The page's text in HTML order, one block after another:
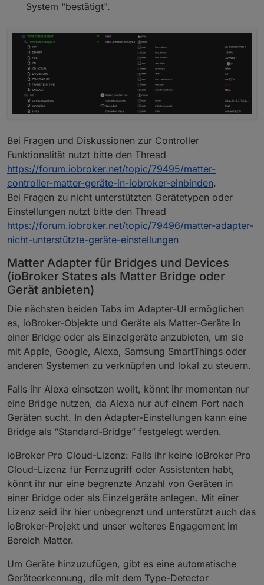
System "bestätigt".
Bei Fragen und Diskussionen zur Controller
Funktionalität nutzt bitte den Thread
https://forum.iobroker.net/topic/79495/matter-
controller-matter-geräte-in-iobroker-einbinden.
Bei Fragen zu nicht unterstützten Gerätetypen oder
Einstellungen nutzt bitte den Thread
https://forum.iobroker.net/topic/79496/matter-adapter-
nicht-unterstützte-geräte-einstellungen
Matter Adapter für Bridges und Devices
(ioBroker States als Matter Bridge oder
Gerät anbieten)
Die nächsten beiden Tabs im Adapter-UI ermöglichen
es, ioBroker-Objekte und Geräte als Matter-Geräte in
einer Bridge oder als Einzelgeräte anzubieten, um sie
mit Apple, Google, Alexa, Samsung SmartThings oder
anderen Systemen zu verknüpfen und lokal zu steuern.
Falls ihr Alexa einsetzen wollt, könnt ihr momentan nur
eine Bridge nutzen, da Alexa nur auf einem Port nach
Geräten sucht. In den Adapter-Einstellungen kann eine
Bridge als “Standard-Bridge” festgelegt werden.
ioBroker Pro Cloud-Lizenz: Falls ihr keine ioBroker Pro
Cloud-Lizenz für Fernzugriff oder Assistenten habt,
könnt ihr nur eine begrenzte Anzahl von Geräten in
einer Bridge oder als Einzelgeräte anlegen. Mit einer
Lizenz seid ihr hier unbegrenzt und unterstützt auch das
ioBroker-Projekt und unser weiteres Engagement im
Bereich Matter.
Um Geräte hinzuzufügen, gibt es eine automatische
Geräteerkennung, die mit dem Type-Detector